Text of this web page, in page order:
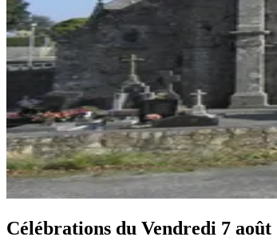
Célébrations du Vendredi 7 août